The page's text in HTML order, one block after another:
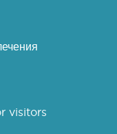
visitors